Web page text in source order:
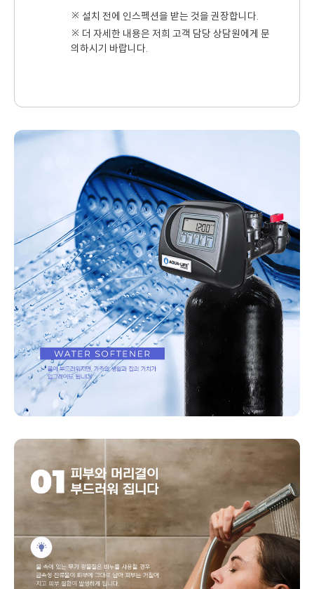
※ 설치 전에 인스펙션을 받는 것을 권장합니다.
※ 더 자세한 내용은 저희 고객 담당 상담원에게 문
의하시기 바랍니다.